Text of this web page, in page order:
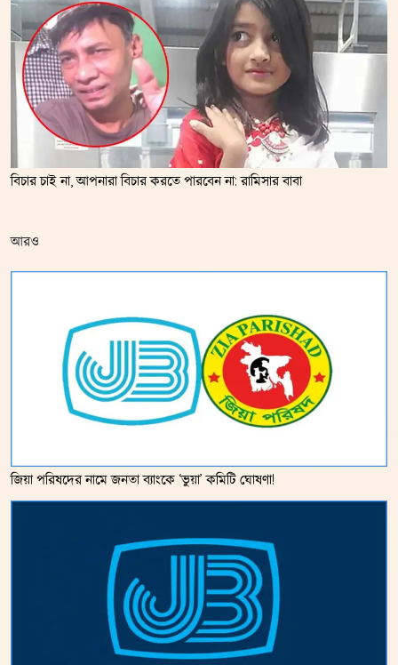
বিচার চাই না, আপনারা বিচার করতে পারবেন না: রামিসার বাবা
আরও
জিয়া পরিষদের নামে জনতা ব্যাংকে ‘ভুয়া’ কমিটি ঘোষণা!